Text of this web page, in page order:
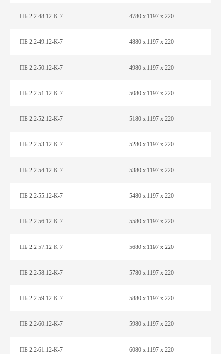
ПБ 2.2-48.12-К-7 4780 х 1197 х 220
ПБ 2.2-49.12-К-7 4880 х 1197 х 220
ПБ 2.2-50.12-К-7 4980 х 1197 х 220
ПБ 2.2-51.12-К-7 5080 х 1197 х 220
ПБ 2.2-52.12-К-7 5180 х 1197 х 220
ПБ 2.2-53.12-К-7 5280 х 1197 х 220
ПБ 2.2-54.12-К-7 5380 х 1197 х 220
ПБ 2.2-55.12-К-7 5480 х 1197 х 220
ПБ 2.2-56.12-К-7 5580 х 1197 х 220
ПБ 2.2-57.12-К-7 5680 х 1197 х 220
ПБ 2.2-58.12-К-7 5780 х 1197 х 220
ПБ 2.2-59.12-К-7 5880 х 1197 х 220
ПБ 2.2-60.12-К-7 5980 х 1197 х 220
ПБ 2.2-61.12-К-7 6080 х 1197 х 220